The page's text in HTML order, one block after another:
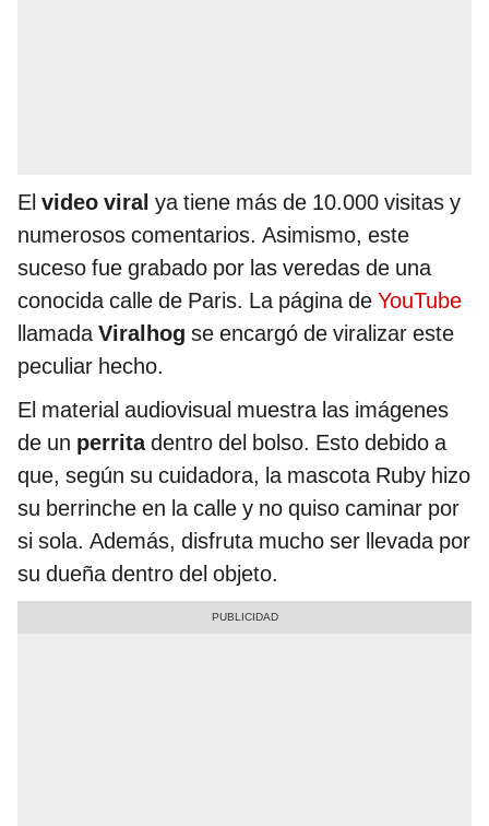
El video viral ya tiene más de 10.000 visitas y
numerosos comentarios. Asimismo, este
suceso fue grabado por las veredas de una
conocida calle de Paris. La página de YouTube
llamadaViralhog se encargó de viralizar este
peculiar hecho.
El material audiovisual muestra las imágenes
de un perritadentro del bolso. Esto debido a
que, según su cuidadora, la mascota Ruby hizo
su berrinche en la calle y no quiso caminar por
si sola. Además, disfruta mucho ser llevada por
su dueña dentro del objeto.